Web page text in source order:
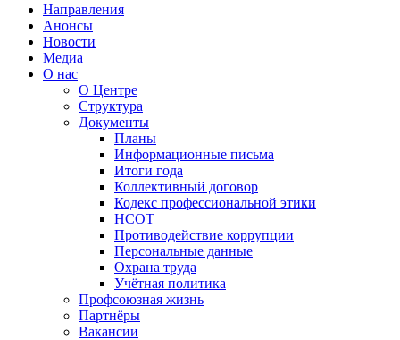
Направления
Анонсы
Новости
Медиа
О нас
О Центре
Структура
Документы
Планы
Информационные письма
Итоги года
Коллективный договор
Кодекс профессиональной этики
НСОТ
Противодействие коррупции
Персональные данные
Охрана труда
Учётная политика
Профсоюзная жизнь
Партнёры
Вакансии